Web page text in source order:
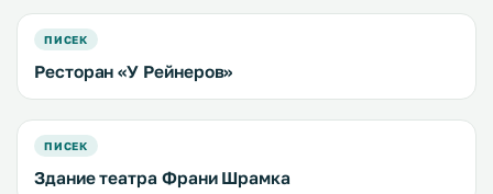
ПИСЕК
Ресторан «У Рейнеров»
ПИСЕК
Здание театра Франи Шрамка